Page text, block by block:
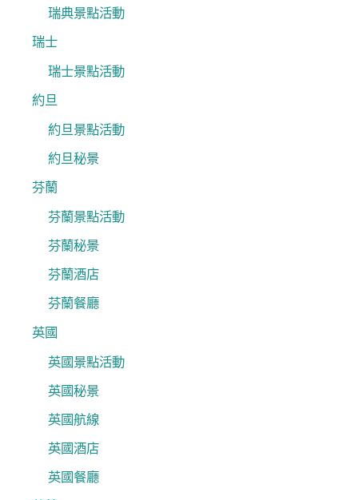
瑞典景點活動
瑞士
瑞士景點活動
約旦
約旦景點活動
約旦秘景
芬蘭
芬蘭景點活動
芬蘭秘景
芬蘭酒店
芬蘭餐廳
英國
英國景點活動
英國秘景
英國航線
英國酒店
英國餐廳